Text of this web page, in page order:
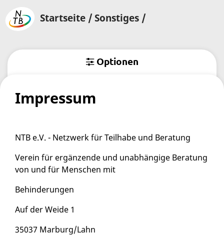
Startseite /Sonstiges
Optionen
Impressum
NTB e.V. - Netzwerk für Teilhabe und Beratung
Verein für ergänzende und unabhängige Beratung
von und für Menschen mit
Behinderungen
Auf der Weide 1
35037 Marburg/Lahn